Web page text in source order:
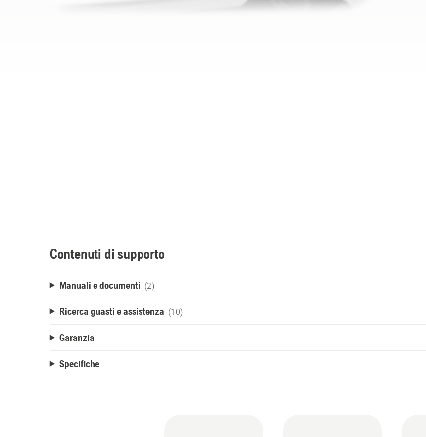
Contenuti di supporto
Manuali e documenti (2)
Ricerca guasti e assistenza (10)
Garanzia
Specifiche